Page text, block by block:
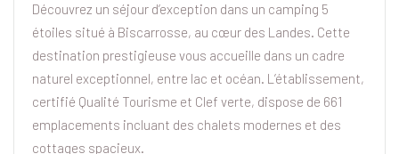
Découvrez un séjour d’exception dans un camping 5
étoiles situé à Biscarrosse, au cœur des Landes. Cette
destination prestigieuse vous accueille dans un cadre
naturel exceptionnel, entre lac et océan. L’établissement,
certifié Qualité Tourisme et Clef verte, dispose de 661
emplacements incluant des chalets modernes et des
cottages spacieux.